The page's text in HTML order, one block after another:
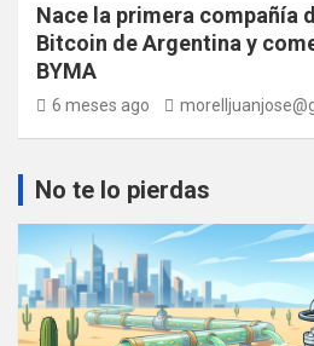
Nace la primera compañía
Bitcoin de Argentina y
BYMA
6 meses ago
No te lo pierdas